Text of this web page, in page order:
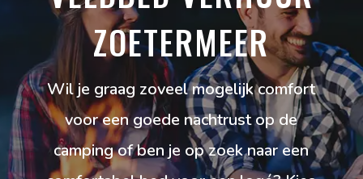
ZOETERMEER
Wil je graag zoveel mogelijk comfort
voor een goede nachtrust op de
camping of ben je op zoek naar een